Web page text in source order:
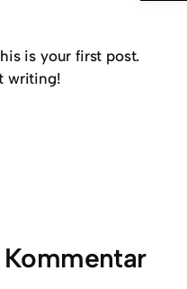
is your first post.
writing!